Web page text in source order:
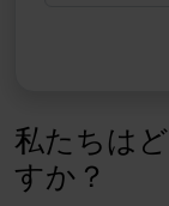
私たちは
すか？